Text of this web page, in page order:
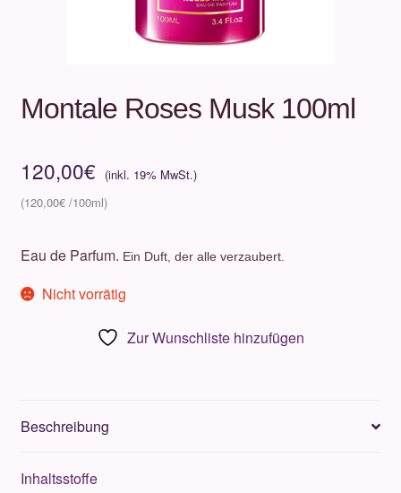
Montale Roses Musk 100ml
120,00€
120,00€
Eau de Parfum. Ein Duft, der alle verzaubert.
Nicht vorrätig
Zur Wunschliste hinzufügen
Beschreibung
Inhaltsstoffe